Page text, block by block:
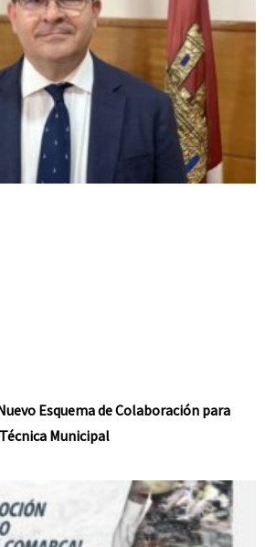
Esquema de Colaboración para
Municipal